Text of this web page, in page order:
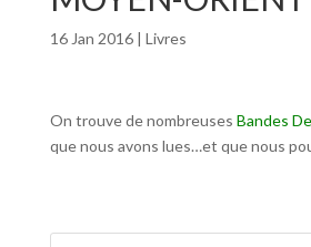
16 Jan 2016| Livres
On trouve de nombreuses Bandes
que nous avons lues…et que nous